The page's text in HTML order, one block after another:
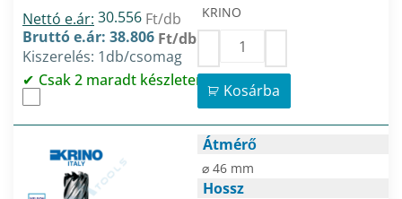
Nettó e.ár: 30.556 Ft/db
Bruttó e.ár: 38.806 Ft/db
Kiszerelés: 1db/csomag
Csak 2 maradt készleten
KRINO
Kosárba
Átmérő
⌀ 46 mm
Hossz